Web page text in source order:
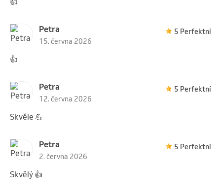
Petra
15. června 2026
5 Perfektní
👍
Petra
12. června 2026
5 Perfektní
Skvěle 💪
Petra
2. června 2026
5 Perfektní
Skvělý 👍